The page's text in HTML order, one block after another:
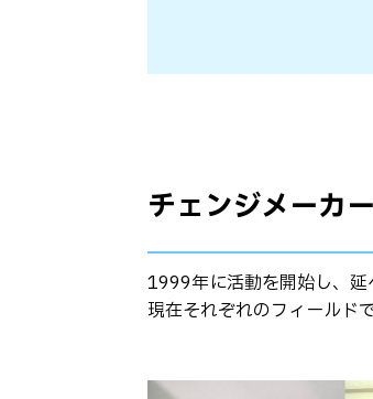
チェンジメーカー
1999年に活動を開始し、延
現在それぞれのフィールド